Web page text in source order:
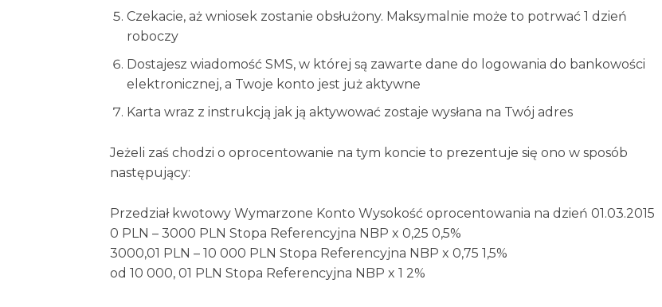
Czekacie, aż wniosek zostanie obsłużony. Maksymalnie może to potrwać 1 dzień
roboczy
Dostajesz wiadomość SMS, w której są zawarte dane do logowania do bankowości
elektronicznej, a Twoje konto jest już aktywne
Karta wraz z instrukcją jak ją aktywować zostaje wysłana na Twój adres
Jeżeli zaś chodzi o oprocentowanie na tym koncie to prezentuje się ono w sposób
następujący:
Przedział kwotowy Wymarzone Konto Wysokość oprocentowania na dzień 01.03.2015
0 PLN – 3000 PLN Stopa Referencyjna NBP x 0,25 0,5%
3000,01 PLN – 10 000 PLN Stopa Referencyjna NBP x 0,75 1,5%
od 10 000, 01 PLN Stopa Referencyjna NBP x 1 2%